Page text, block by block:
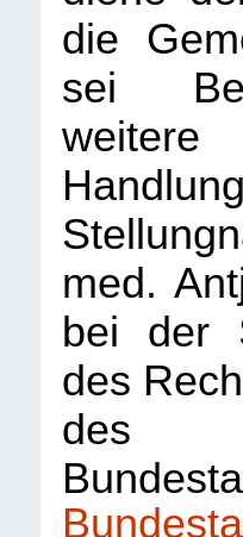
die
sei
med.
bei der
des
des